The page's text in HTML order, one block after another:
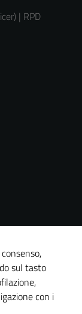
| RPD
sul tasto
con i